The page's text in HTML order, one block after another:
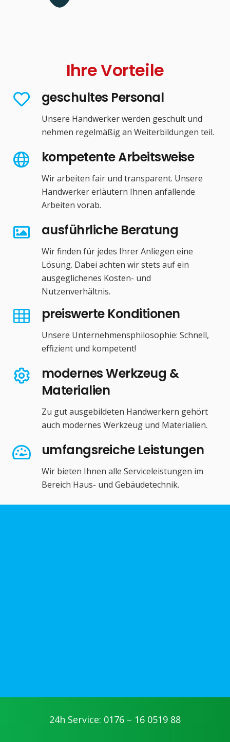
Ihre Vorteile
geschultes Personal
Unsere Handwerker werden geschult und
nehmen regelmäßig an Weiterbildungen teil.
kompetente Arbeitsweise
Wir arbeiten fair und transparent. Unsere
Handwerker erläutern Ihnen anfallende
Arbeiten vorab.
ausführliche Beratung
Wir finden für jedes Ihrer Anliegen eine
Lösung. Dabei achten wir stets auf ein
ausgeglichenes Kosten- und
Nutzenverhältnis.
preiswerte Konditionen
Unsere Unternehmensphilosophie: Schnell,
effizient und kompetent!
modernes Werkzeug &
Materialien
Zu gut ausgebildeten Handwerkern gehört
auch modernes Werkzeug und Materialien.
umfangsreiche Leistungen
Wir bieten Ihnen alle Serviceleistungen im
Bereich Haus- und Gebäudetechnik.
24h Service: 0176 – 16 0519 88